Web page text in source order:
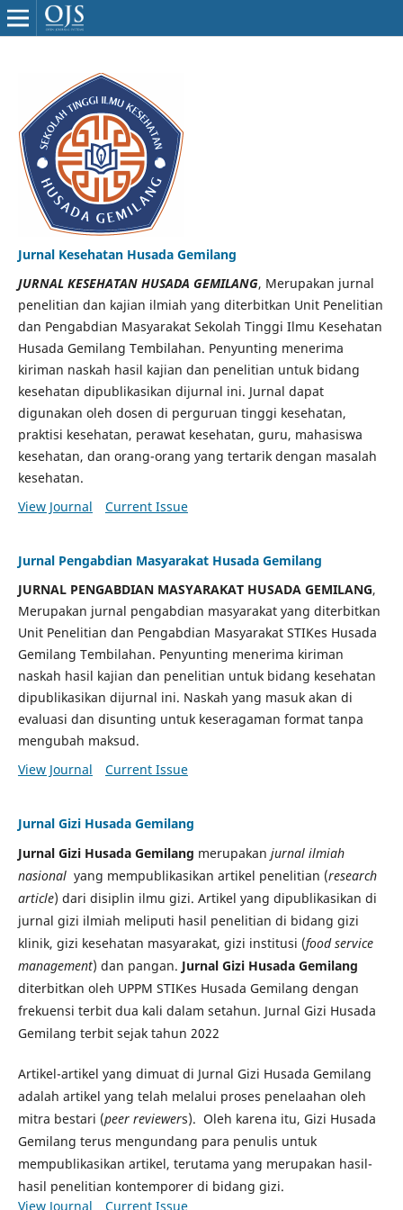
Jurnal Kesehatan Husada Gemilang
JURNAL KESEHATAN HUSADA GEMILANG, Merupakan jurnal
penelitian dan kajian ilmiah yang diterbitkan Unit Penelitian
dan Pengabdian Masyarakat Sekolah Tinggi Ilmu Kesehatan
Husada Gemilang Tembilahan. Penyunting menerima
kiriman naskah hasil kajian dan penelitian untuk bidang
kesehatan dipublikasikan dijurnal ini. Jurnal dapat
digunakan oleh dosen di perguruan tinggi kesehatan,
praktisi kesehatan, perawat kesehatan, guru, mahasiswa
kesehatan, dan orang-orang yang tertarik dengan masalah
kesehatan.
View Journal
Current Issue
Jurnal Pengabdian Masyarakat Husada Gemilang
JURNAL PENGABDIAN MASYARAKAT HUSADA GEMILANG,
Merupakan jurnal pengabdian masyarakat yang diterbitkan
Unit Penelitian dan Pengabdian Masyarakat STIKes Husada
Gemilang Tembilahan. Penyunting menerima kiriman
naskah hasil kajian dan penelitian untuk bidang kesehatan
dipublikasikan dijurnal ini. Naskah yang masuk akan di
evaluasi dan disunting untuk keseragaman format tanpa
mengubah maksud.
View Journal
Current Issue
Jurnal Gizi Husada Gemilang
Jurnal Gizi Husada Gemilang merupakan jurnal ilmiah
nasionalyang mempublikasikan artikel penelitian (research
article) dari disiplin ilmu gizi. Artikel yang dipublikasikan di
jurnal gizi ilmiah meliputi hasil penelitian di bidang gizi
klinik, gizi kesehatan masyarakat, gizi institusi (food service
management) dan pangan. Jurnal Gizi Husada Gemilang
diterbitkan oleh UPPM STIKes Husada Gemilang dengan
frekuensi terbit dua kali dalam setahun. Jurnal Gizi Husada
Gemilang terbit sejak tahun 2022
Artikel-artikel yang dimuat di Jurnal Gizi Husada Gemilang
adalah artikel yang telah melalui proses penelaahan oleh
mitra bestari (peer reviewers). Oleh karena itu, Gizi Husada
Gemilang terus mengundang para penulis untuk
mempublikasikan artikel, terutama yang merupakan hasil-
hasil penelitian kontemporer di bidang gizi.
View Journal
Current Issue